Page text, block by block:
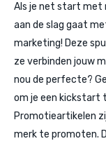
Als je net start met
aan de slag gaat
marketing! Deze
ze verbinden jouw
nou de perfecte?
om je een kickstart
Promotieartikelen
merk te promoten.